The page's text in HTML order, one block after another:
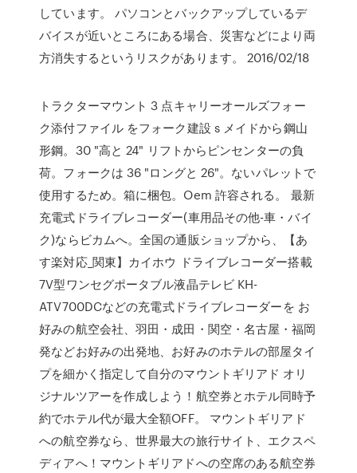
しています。 パソコンとバックアップしているデ
バイスが近いところにある場合、災害などにより両
方消失するというリスクがあります。 2016/02/18
トラクターマウント 3 点キャリーオールズフォー
ク添付ファイル をフォーク建設 s メイドから鋼山
形鋼。30 "高と 24" リフトからピンセンターの負
荷。フォークは 36 "ロングと 26"。ないパレットで
使用するため。箱に梱包。Oem 許容される。 最新
充電式ドライブレコーダー(車用品その他-車・バイ
ク)ならビカムへ。全国の通販ショップから、【あ
す楽対応_関東】カイホウ ドライブレコーダー搭載
7V型ワンセグポータブル液晶テレビ KH-
ATV700DCなどの充電式ドライブレコーダーを お
好みの航空会社、羽田・成田・関空・名古屋・福岡
発などお好みの出発地、お好みのホテルの部屋タイ
プを細かく指定して自分のマウントギリアド オリ
ジナルツアーを作成しよう！航空券とホテル同時予
約でホテル代が最大全額OFF。 マウントギリアド
への航空券なら、世界最大の旅行サイト、エクスペ
ディアへ！マウントギリアドへの空席のある航空券